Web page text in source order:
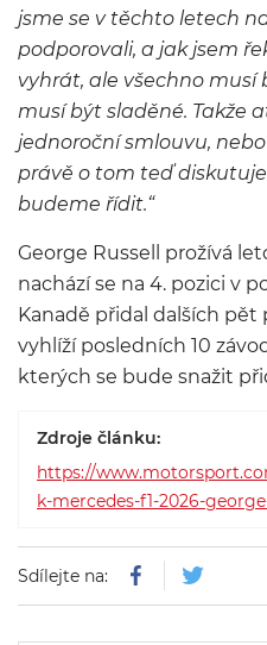
jsme se v těchto letech
podporovali, a jak jsem
vyhrát, ale všechno musí
musí být sladěné. Takže
jednoroční smlouvu,
právě o tom teď
budeme řídit.“
George Russell prožívá
nachází se na 4. pozici v
Kanadě přidal dalších
vyhlíží posledních 10
kterých se bude snažit
Zdroje článku:
https://
k-mercedes-f1-2026-
Sdílejte na: